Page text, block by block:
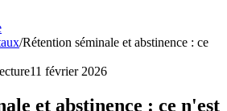
/Rétention séminale et abstinence : ce
11 février 2026
et abstinence : ce n'est